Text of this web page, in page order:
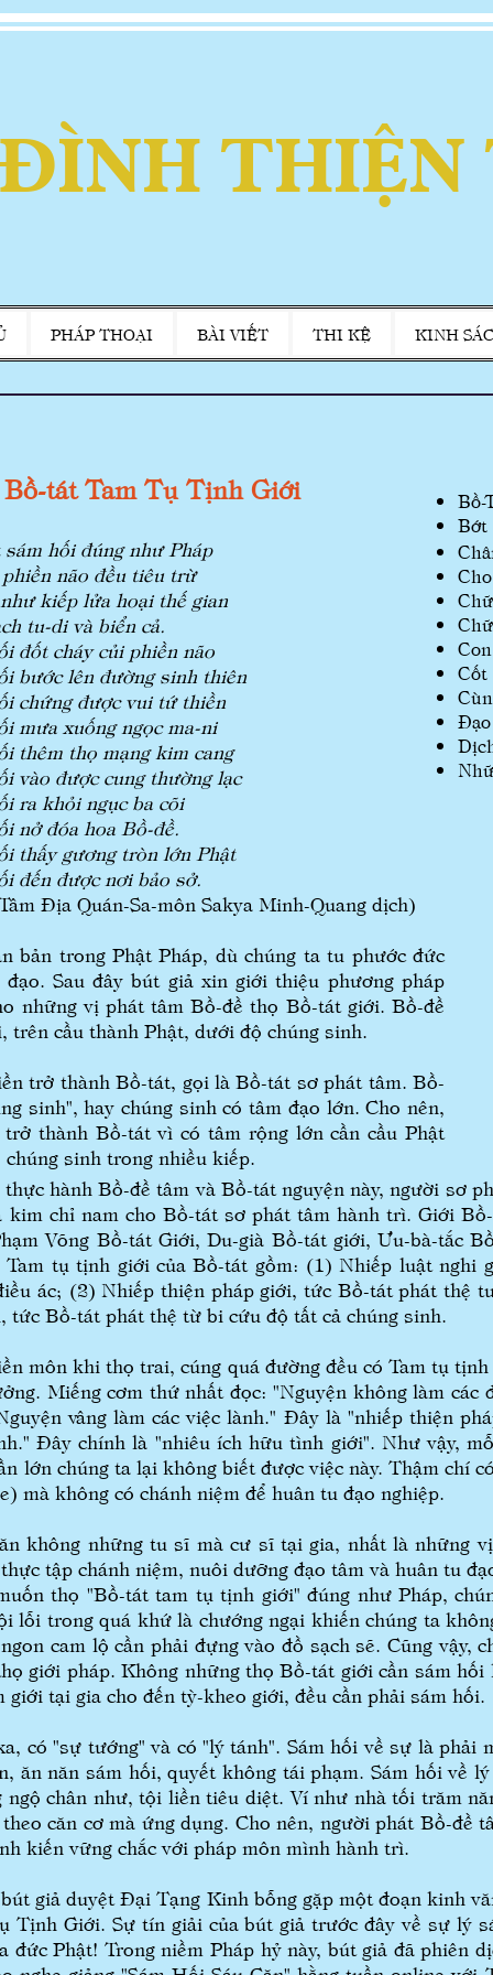
THIỆN
PHÁP THOẠI BÀI VIẾT THI KỆ KINH
tát Tam Tụ Tịnh Giới
hối đúng như Pháp
não đều tiêu trừ
kiếp lửa hoại thế gian
tu-di và biển cả.
đốt cháy củi phiền não
bước lên đường sinh thiên
chứng được vui tứ thiền
mưa xuống ngọc ma-ni
thêm thọ mạng kim cang
vào được cung thường lạc
ra khỏi ngục ba cõi
nở đóa hoa Bồ-đề.
thấy gương tròn lớn Phật
đến được nơi bảo sở.
Địa Quán-Sa-môn Sakya Minh-Quang dịch)
trong Phật Pháp, dù chúng ta tu phước đức
Sau đây bút giả xin giới thiệu phương pháp
những vị phát tâm Bồ-đề thọ Bồ-tát giới. Bồ-đề
trên cầu thành Phật, dưới độ chúng sinh.
trở thành Bồ-tát, gọi là Bồ-tát sơ phát tâm. Bồ-
sinh", hay chúng sinh có tâm đạo lớn. Cho nên,
thành Bồ-tát vì có tâm rộng lớn cần cầu Phật
sinh trong nhiều kiếp.
Bồ-
Bớt
Cốt
hành Bồ-đề tâm và Bồ-tát nguyện này, người sơ
chỉ nam cho Bồ-tát sơ phát tâm hành trì. Giới
Võng Bồ-tát Giới, Du-già Bồ-tát giới, Ưu-bà-tắc
tụ tịnh giới của Bồ-tát gồm: (1) Nhiếp luật nghi
ác; (2) Nhiếp thiện pháp giới, tức Bồ-tát phát thệ
Bồ-tát phát thệ từ bi cứu độ tất cả chúng sinh.
khi thọ trai, cúng quá đường đều có Tam tụ
Miếng cơm thứ nhất đọc: "Nguyện không làm
vâng làm các việc lành." Đây là "nhiếp thiện
Đây chính là "nhiêu ích hữu tình giới". Như vậy,
lớn chúng ta lại không biết được việc này. Thậm chí
mà không có chánh niệm để huân tu đạo nghiệp.
những tu sĩ mà cư sĩ tại gia, nhất là những
tập chánh niệm, nuôi dưỡng đạo tâm và huân tu
thọ "Bồ-tát tam tụ tịnh giới" đúng như Pháp,
lỗi trong quá khứ là chướng ngại khiến chúng ta
cam lộ cần phải đựng vào đồ sạch sẽ. Cũng vậy,
giới pháp. Không những thọ Bồ-tát giới cần sám
tại gia cho đến tỳ-kheo giới, đều cần phải sám hối.
"sự tướng" và có "lý tánh". Sám hối về sự là phải
ăn năn sám hối, quyết không tái phạm. Sám hối về
chân như, tội liền tiêu diệt. Ví như nhà tối trăm
căn cơ mà ứng dụng. Cho nên, người phát Bồ-đề
kiến vững chắc với pháp môn mình hành trì.
giả duyệt Đại Tạng Kinh bỗng gặp một đoạn kinh
Tịnh Giới. Sự tín giải của bút giả trước đây về sự lý
đức Phật! Trong niềm Pháp hỷ này, bút giả đã phiên